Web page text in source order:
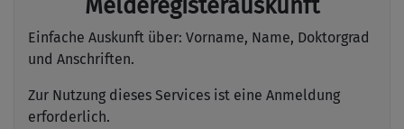
Einfache Auskunft über: Vorname, Name, Doktorgrad
und Anschriften.
Zur Nutzung dieses Services ist eine Anmeldung
erforderlich.